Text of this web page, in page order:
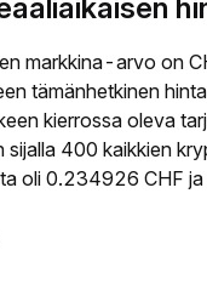
markkina-arvo on
tämänhetkinen
kierrossa oleva
400 kaikkien
oli 0.234926 CHF